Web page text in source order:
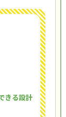
きる設計